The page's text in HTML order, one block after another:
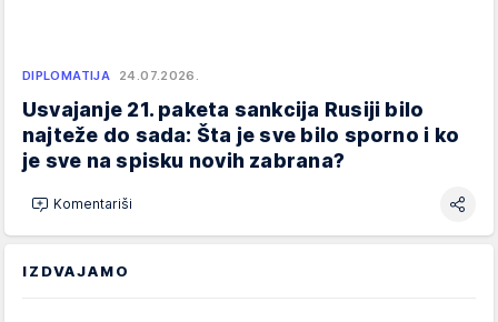
DIPLOMATIJA 24.07.2026.
Usvajanje 21. paketa sankcija Rusiji bilo
najteže do sada: Šta je sve bilo sporno i ko
je sve na spisku novih zabrana?
Komentariši
IZDVAJAMO